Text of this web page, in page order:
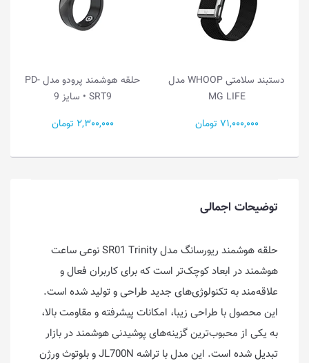
SRT9 • سایز 9
2,300,000 تومان
MG LIFE
71,000,000 تومان
توضیحات اجمالی
حلقه هوشمند ریورسانگ مدل SR01 Trinity نوعی ساعت
هوشمند در ابعاد کوچک‌تر است که برای کاربران فعال و
علاقه‌مند به تکنولوژی‌های جدید طراحی و تولید شده است.
این محصول با طراحی زیبا، امکانات پیشرفته و مقاومت بالا،
به یکی از محبوب‌ترین گزینه‌های پوشیدنی هوشمند در بازار
تبدیل شده است. این مدل با تراشه JL700N و بلوتوث ورژن